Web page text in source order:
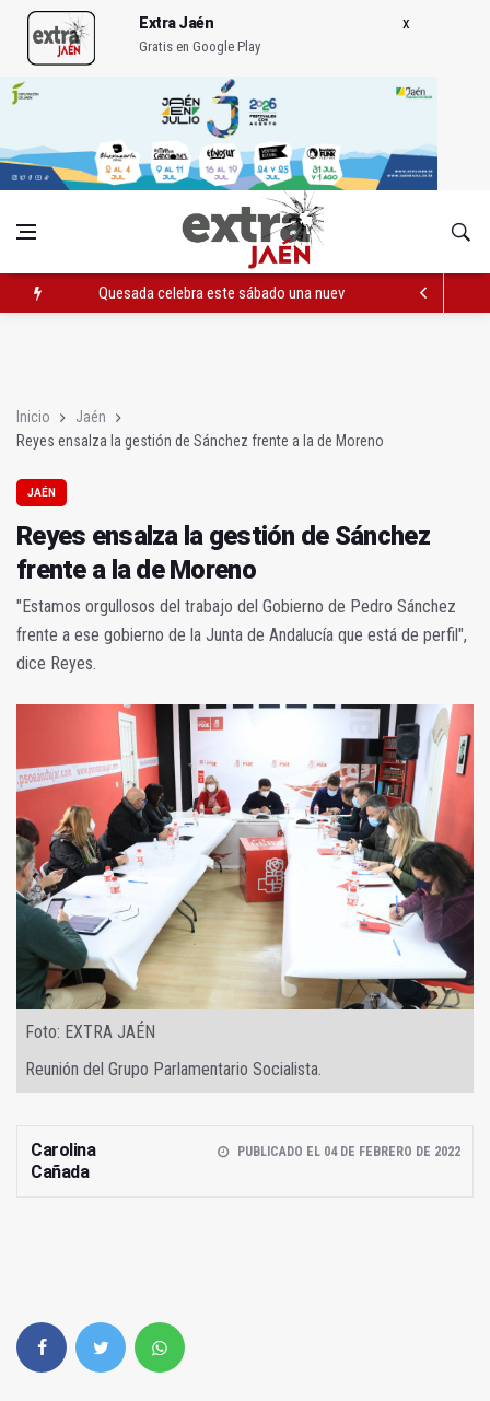
Extra Jaén
Gratis en Google Play
Quesada celebra este sábado una nueva jornada de Orgullo
Inicio
Jaén
Reyes ensalza la gestión de Sánchez frente a la de Moreno
JAÉN
Reyes ensalza la gestión de Sánchez
frente a la de Moreno
"Estamos orgullosos del trabajo del Gobierno de Pedro Sánchez
frente a ese gobierno de la Junta de Andalucía que está de perfil",
dice Reyes.
Foto: EXTRA JAÉN
Reunión del Grupo Parlamentario Socialista.
Carolina
Cañada
PUBLICADO EL 04 DE FEBRERO DE 2022